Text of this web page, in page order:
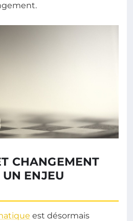
CHANGEMENT
ENJEU
est désormais